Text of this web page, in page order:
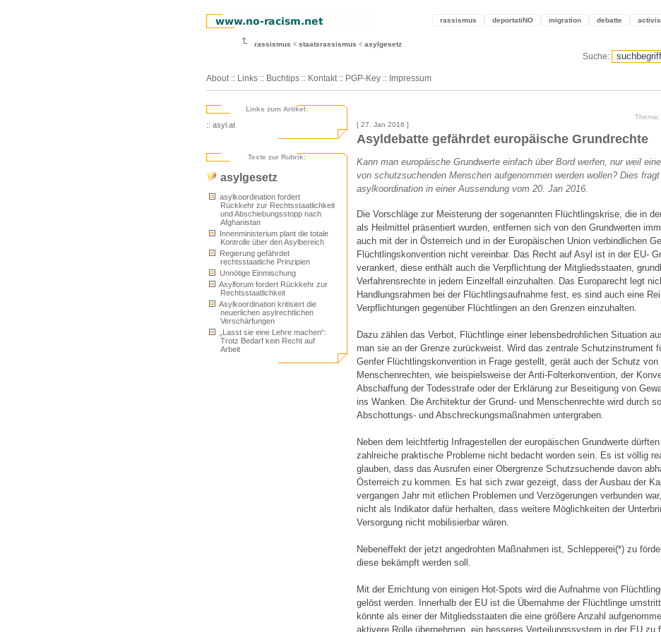
rassismus deportatiNO migration debatte
rassismus staatsrassismus asylgesetz
About :: Links :: Buchtips :: Kontakt :: PGP-Key :: Impressum
Suche:
Links zum Artikel:
:: asyl.at
Texte zur Rubrik:
asylgesetz
asylkoordination fordert
Rückkehr zur Rechtsstaatlichkeit
und Abschiebungsstopp nach
Afghanistan
Innenministerium plant die totale
Kontrolle über den Asylbereich
Regierung gefährdet
rechtsstaatliche Prinzipien
Unnötige Einmischung
Asylforum fordert Rückkehr zur
Rechtsstaatlichkeit
Asylkoordination kritisiert die
neuerlichen asylrechtlichen
Verschärfungen
„Lasst sie eine Lehre machen“:
Trotz Bedarf kein Recht auf
Arbeit
[ 27. Jan 2016 ]
Asyldebatte gefährdet europäische Grundrechte
Kann man europäische Grundwerte einfach über Bord werfen, nur weil
von schutzsuchenden Menschen aufgenommen werden wollen? Dies
asylkoordination in einer Aussendung vom 20. Jan 2016.
Die Vorschläge zur Meisterung der sogenannten Flüchtlingskrise, die in
als Heilmittel präsentiert wurden, entfernen sich von den Grundwerten
auch mit der in Österreich und in der Europäischen Union verbindlichen
Flüchtlingskonvention nicht vereinbar. Das Recht auf Asyl ist in der EU-
verankert, diese enthält auch die Verpflichtung der Mitgliedsstaaten,
Verfahrensrechte in jedem Einzelfall einzuhalten. Das Europarecht legt
Handlungsrahmen bei der Flüchtlingsaufnahme fest, es sind auch eine
Verpflichtungen gegenüber Flüchtlingen an den Grenzen einzuhalten.
Dazu zählen das Verbot, Flüchtlinge einer lebensbedrohlichen Situation
man sie an der Grenze zurückweist. Wird das zentrale Schutzinstrument
Genfer Flüchtlingskonvention in Frage gestellt, gerät auch der Schutz von
Menschenrechten, wie beispielsweise der Anti-Folterkonvention, der
Abschaffung der Todesstrafe oder der Erklärung zur Beseitigung von
ins Wanken. Die Architektur der Grund- und Menschenrechte wird durch
Abschottungs- und Abschreckungsmaßnahmen untergraben.
Neben dem leichtfertig Infragestellen der europäischen Grundwerte
zahlreiche praktische Probleme nicht bedacht worden sein. Es ist völlig
glauben, dass das Ausrufen einer Obergrenze Schutzsuchende davon
Österreich zu kommen. Es hat sich zwar gezeigt, dass der Ausbau der
vergangen Jahr mit etlichen Problemen und Verzögerungen verbunden
nicht als Indikator dafür herhalten, dass weitere Möglichkeiten der
Versorgung nicht mobilisierbar wären.
Nebeneffekt der jetzt angedrohten Maßnahmen ist, Schlepperei(*) zu
diese bekämpft werden soll.
Mit der Errichtung von einigen Hot-Spots wird die Aufnahme von
gelöst werden. Innerhalb der EU ist die Übernahme der Flüchtlinge
könnte als einer der Mitgliedsstaaten die eine größere Anzahl
aktivere Rolle übernehmen, ein besseres Verteilungssystem in der EU zu